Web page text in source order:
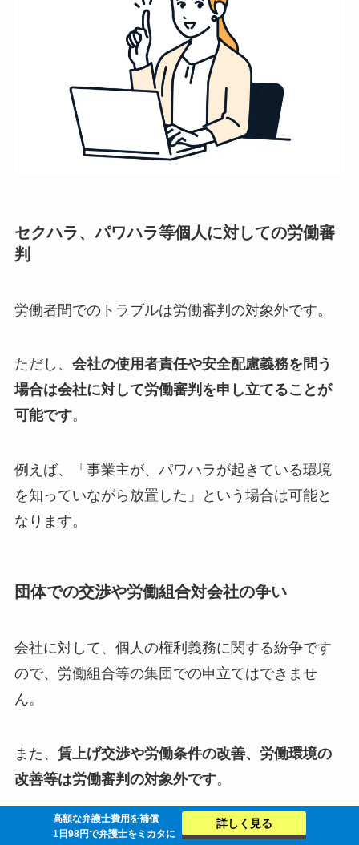
セクハラ、パワハラ等個人に対しての労働審
判
労働者間でのトラブルは労働審判の対象外です。
ただし、 会社の使用者責任や安全配慮義務を問う
場合は会社に対して労働審判を申し立てることが
可能です。
例えば、「事業主が、パワハラが起きている環境
を知っていながら放置した」という場合は可能と
なります。
団体での交渉や労働組合対会社の争い
会社に対して、個人の権利義務に関する紛争です
ので、労働組合等の集団での申立てはできませ
ん。
また、 賃上げ交渉や労働条件の改善、労働環境の
改善等は労働審判の対象外です。
高額な弁護士費用を補償
1日98円で弁護士をミカタに
詳しく見る